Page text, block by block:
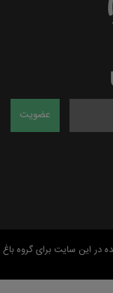
در این سایت برای گروه باغ